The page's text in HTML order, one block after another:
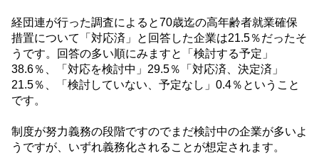
経団連が行った調査によると70歳迄の高年齢者就業確保
措置について「対応済」と回答した企業は21.5％だったそ
うです。回答の多い順にみますと「検討する予定」
38.6％、「対応を検討中」 29.5％「対応済、決定済」
21.5％、「検討していない、予定なし」 0.4％ということ
です。
制度が努力義務の段階ですのでまだ検討中の企業が多いよ
うですが、いずれ義務化されることが想定されます。